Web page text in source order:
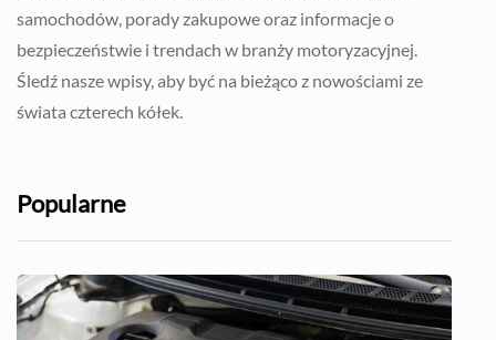
samochodów, porady zakupowe oraz informacje o
bezpieczeństwie i trendach w branży motoryzacyjnej.
Śledź nasze wpisy, aby być na bieżąco z nowościami ze
świata czterech kółek.
Popularne